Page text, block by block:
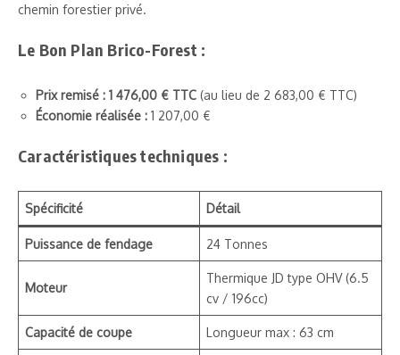
chemin forestier privé.
Le Bon Plan Brico-Forest :
Prix remisé : 1 476,00 € TTC (au lieu de 2 683,00 € TTC)
Économie réalisée : 1 207,00 €
Caractéristiques techniques :
Spécificité Détail
Puissance de fendage 24 Tonnes
Moteur
Thermique JD type OHV (6.5
cv / 196cc)
Capacité de coupe Longueur max : 63 cm